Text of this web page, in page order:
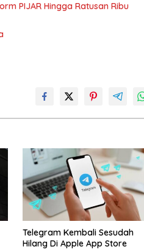
PIJAR Hingga Ratusan Ribu
Telegram Kembali Sesudah
Hilang Di Apple App Store